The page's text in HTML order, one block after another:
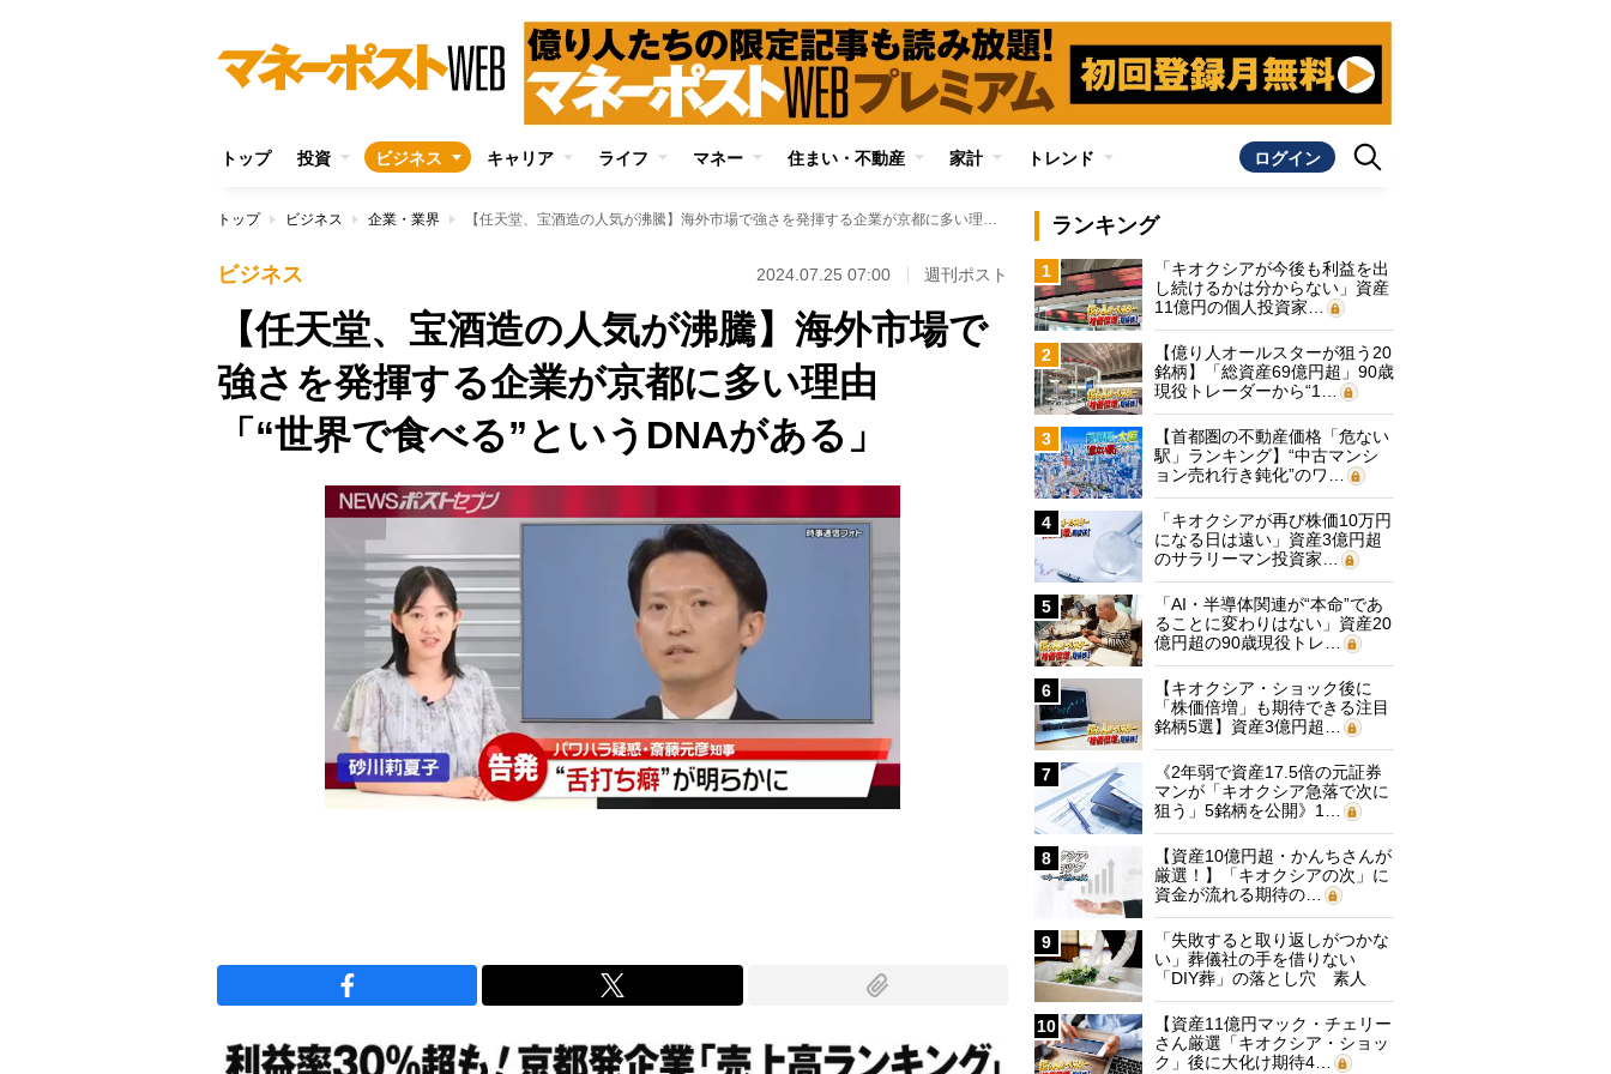
トップ 投資 ビジネス キャリア ライフ マネー 住まい・不動産 家計 トレンド ログイン
トップ ビジネス 企業・業界 【任天堂、宝酒造の人気が沸騰】海外市場で強さを発揮する企業が京都に多い理由 「“世界で食べる”というDNAがある」
ビジネス 2024.07.25 07:00 週刊ポスト
【任天堂、宝酒造の人気が沸騰】海外市場で
強さを発揮する企業が京都に多い理由
「“世界で食べる”というDNAがある」
ランキング
1
「キオクシアが今後も利益を出
し続けるかは分からない」資産
11億円の個人投資家…
2
【億り人オールスターが狙う20
銘柄】「総資産69億円超」90歳
現役トレーダーから“1…
3
【首都圏の不動産価格「危ない
駅」ランキング】“中古マンシ
ョン売れ行き鈍化”のワ…
4
「キオクシアが再び株価10万円
になる日は遠い」資産3億円超
のサラリーマン投資家…
5
「AI・半導体関連が“本命”であ
ることに変わりはない」資産20
億円超の90歳現役トレ…
6
【キオクシア・ショック後に
「株価倍増」も期待できる注目
銘柄5選】資産3億円超…
7
《2年弱で資産17.5倍の元証券
マンが「キオクシア急落で次に
狙う」5銘柄を公開》1…
8
【資産10億円超・かんちさんが
厳選！】「キオクシアの次」に
資金が流れる期待の…
9
「失敗すると取り返しがつかな
い」葬儀社の手を借りない
「DIY葬」の落とし穴 素人
に…
10
【資産11億円マック・チェリー
さん厳選「キオクシア・ショッ
ク」後に大化け期待4…